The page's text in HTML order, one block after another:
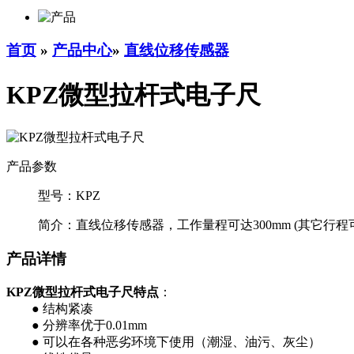
首页 » 产品中心» 直线位移传感器
KPZ微型拉杆式电子尺
产品参数
型号： KPZ
简介： 直线位移传感器，工作量程可达300mm (其它行程
产品详情
KPZ微型拉杆式电子尺特点 ：
● 结构紧凑
● 分辨率优于0.01mm
● 可以在各种恶劣环境下使用（潮湿、油污、灰尘）